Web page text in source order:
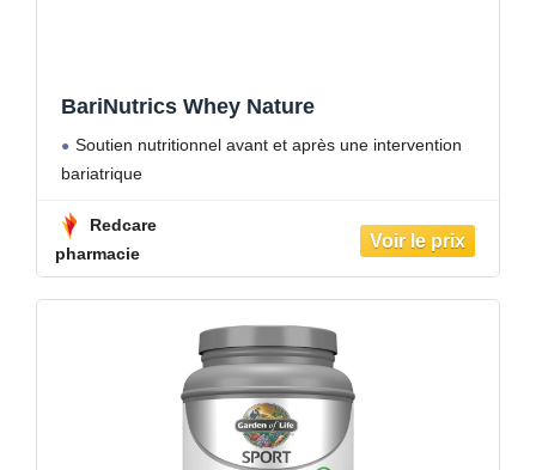
BariNutrics Whey Nature
Soutien nutritionnel avant et après une intervention
bariatrique
Redcare
pharmacie